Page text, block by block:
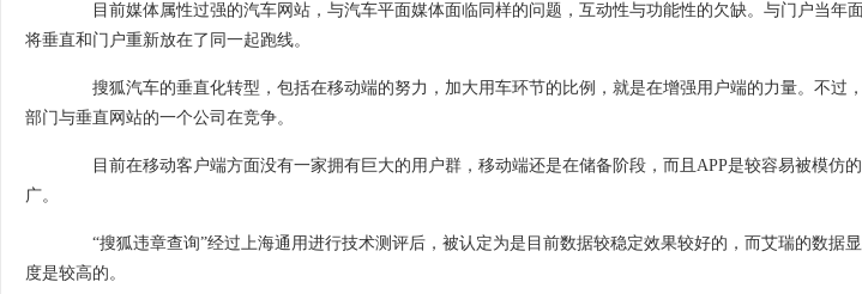
目前媒体属性过强的汽车网站，与汽车平面媒体面临同样的问题，互动性与功能性的欠缺。与门户当年
将垂直和门户重新放在了同一起跑线。
搜狐汽车的垂直化转型，包括在移动端的努力，加大用车环节的比例，就是在增强用户端的力量。不过
部门与垂直网站的一个公司在竞争。
目前在移动客户端方面没有一家拥有巨大的用户群，移动端还是在储备阶段，而且APP是较容易被模仿
广。
“搜狐违章查询”经过上海通用进行技术测评后，被认定为是目前数据较稳定效果较好的，而艾瑞的数据
度是较高的。